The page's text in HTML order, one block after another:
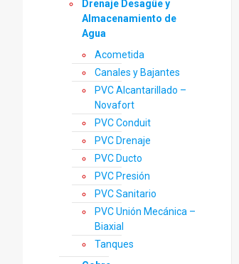
Drenaje Desagüe y
Almacenamiento de
Agua
Acometida
Canales y Bajantes
PVC Alcantarillado –
Novafort
PVC Conduit
PVC Drenaje
PVC Ducto
PVC Presión
PVC Sanitario
PVC Unión Mecánica –
Biaxial
Tanques